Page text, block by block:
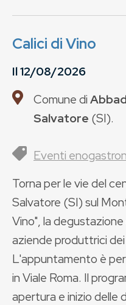
Calici di Vino
Il12/08/2026
Comune di
Salvatore (SI).
Eventi
Torna per le vie del
Salvatore (SI) sul
Vino", la degustazione
aziende produttrici
L'appuntamento è
in Viale Roma. Il
apertura e inizio delle